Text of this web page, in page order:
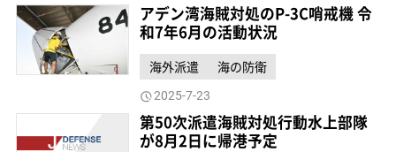
アデン湾海賊対処のP-3C哨戒機 令
和7年6月の活動状況
海外派遣 海の防衛
2025-7-23
第50次派遣海賊対処行動水上部隊
が8月2日に帰港予定